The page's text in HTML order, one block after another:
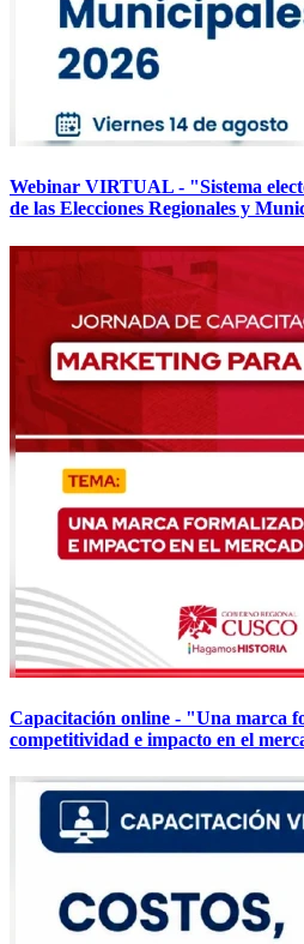
Webinar VIRTUAL - "Sistema
de las Elecciones Regionales y
Capacitación online - "Una marca
competitividad e impacto en el